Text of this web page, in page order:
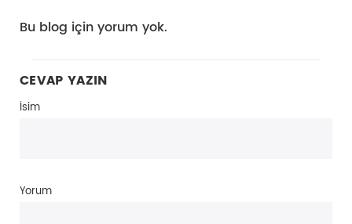
Bu blog için yorum yok.
CEVAP YAZIN
İsim
Yorum